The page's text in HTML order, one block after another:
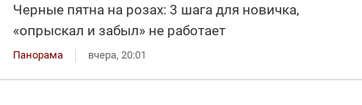
Черные пятна на розах: 3 шага для новичка,
«опрыскал и забыл» не работает
Панорама вчера, 20:01